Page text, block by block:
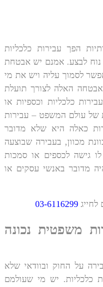
הפך עבירות כלכליות
נוח לבצע. אמנם יש אבטחת
לסמוך עליה ויש את מי
האלה לצורך תועלת
כלכליות וכספיות או
של עולם המשפט – עבירות
כאלה היא שלא מדובר
מכוון, בעבירה שבוצעה
גישה לכספים או סמכות
מדובר באנשי עסקים או
לחייג 03-6116299
משפטית נכונה
על החוק ובוודאי שלא
כלכליות. יש מי שעולמם